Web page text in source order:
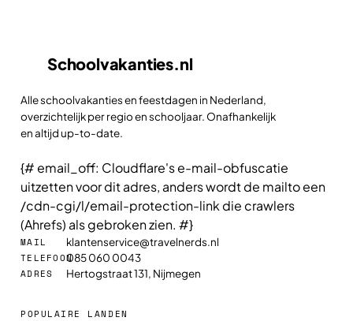
Schoolvakanties.nl
Alle schoolvakanties en feestdagen in Nederland,
overzichtelijk per regio en schooljaar. Onafhankelijk
en altijd up-to-date.
{# email_off: Cloudflare's e-mail-obfuscatie
uitzetten voor dit adres, anders wordt de mailto een
/cdn-cgi/l/email-protection-link die crawlers
(Ahrefs) als gebroken zien. #}
MAIL klantenservice@travelnerds.nl
TELEFOON085 060 0043
ADRES Hertogstraat 131, Nijmegen
POPULAIRE LANDEN